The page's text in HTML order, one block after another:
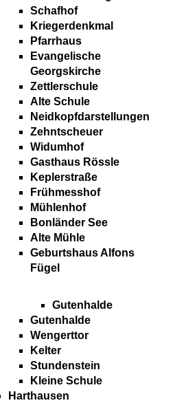
Schafhof
Kriegerdenkmal
Pfarrhaus
Evangelische
Georgskirche
Zettlerschule
Alte Schule
Neidkopfdarstellungen
Zehntscheuer
Widumhof
Gasthaus Rössle
Keplerstraße
Frühmesshof
Mühlenhof
Bonländer See
Alte Mühle
Geburtshaus Alfons
Fügel
Gutenhalde
Gutenhalde
Wengerttor
Kelter
Stundenstein
Kleine Schule
Harthausen